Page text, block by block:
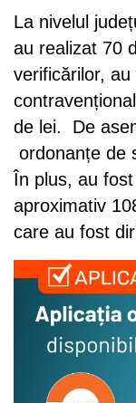
La nivelul
au realizat 70
verificărilor,
de lei. De
ordonanțe de
În plus, au
aproximativ
care au fost